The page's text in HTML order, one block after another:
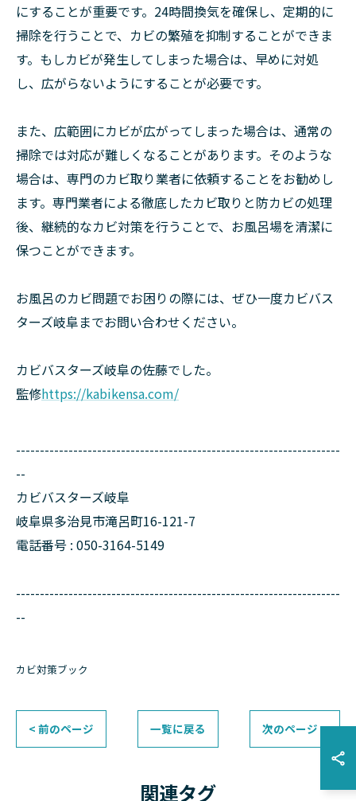
にすることが重要です。24時間換気を確保し、定期的に
掃除を行うことで、カビの繁殖を抑制することができま
す。もしカビが発生してしまった場合は、早めに対処
し、広がらないようにすることが必要です。
また、広範囲にカビが広がってしまった場合は、通常の
掃除では対応が難しくなることがあります。そのような
場合は、専門のカビ取り業者に依頼することをお勧めし
ます。専門業者による徹底したカビ取りと防カビの処理
後、継続的なカビ対策を行うことで、お風呂場を清潔に
保つことができます。
お風呂のカビ問題でお困りの際には、ぜひ一度カビバス
ターズ岐阜までお問い合わせください。
カビバスターズ岐阜の佐藤でした。
監修https://kabikensa.com/
--------------------------------------------------------------------
--
カビバスターズ岐阜
岐阜県多治見市滝呂町16-121-7
電話番号 : 050-3164-5149
--------------------------------------------------------------------
--
カビ対策ブック
< 前のページ 一覧に戻る 次のページ >
関連タグ